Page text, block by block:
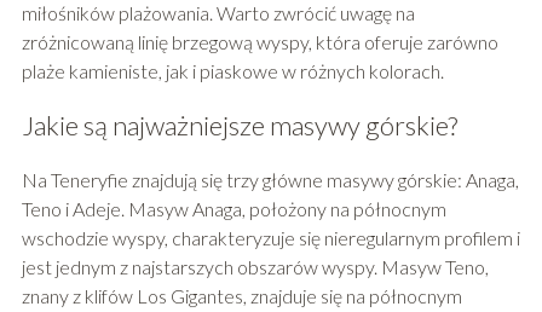
miłośników plażowania. Warto zwrócić uwagę na
zróżnicowaną linię brzegową wyspy, która oferuje zarówno
plaże kamieniste, jak i piaskowe w różnych kolorach.
Jakie są najważniejsze masywy górskie?
Na Teneryfie znajdują się trzy główne masywy górskie: Anaga,
Teno i Adeje. Masyw Anaga, położony na północnym
wschodzie wyspy, charakteryzuje się nieregularnym profilem i
jest jednym z najstarszych obszarów wyspy. Masyw Teno,
znany z klifów Los Gigantes, znajduje się na północnym